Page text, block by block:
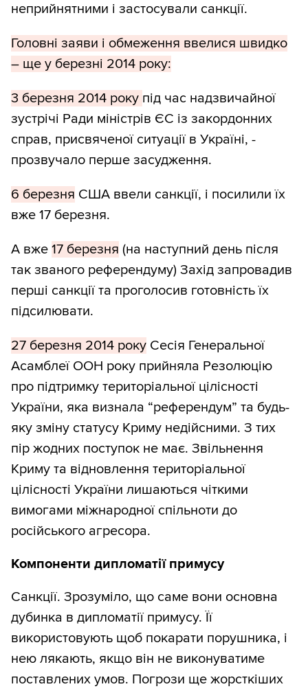
неприйнятними і застосували санкції.
Головні заяви і обмеження ввелися швидко
– ще у березні 2014 року:
3 березня 2014 року під час надзвичайної
зустрічі Ради міністрів ЄС із закордонних
справ, присвяченої ситуації в Україні, -
прозвучало перше засудження.
6 березня США ввели санкції, і посилили їх
вже 17 березня.
А вже 17 березня (на наступний день після
так званого референдуму) Захід запровадив
перші санкції та проголосив готовність їх
підсилювати.
27 березня 2014 року Сесія Генеральної
Асамблеї ООН року прийняла Резолюцію
про підтримку територіальної цілісності
України, яка визнала “референдум” та будь-
яку зміну статусу Криму недійсними. З тих
пір жодних поступок не має. Звільнення
Криму та відновлення територіальної
цілісності України лишаються чіткими
вимогами міжнародної спільноти до
російського агресора.
Компоненти дипломатії примусу
Санкції. Зрозуміло, що саме вони основна
дубинка в дипломатії примусу. Її
використовують щоб покарати порушника, і
нею лякають, якщо він не виконуватиме
поставлених умов. Погрози ще жорсткіших